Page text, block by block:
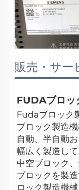
販売・サー
FUDAブロッ
Fudaブロック
ブロック製造
自動、半自動
幅広く製造し
中空ブロック
ブロックを製
ロック製造機